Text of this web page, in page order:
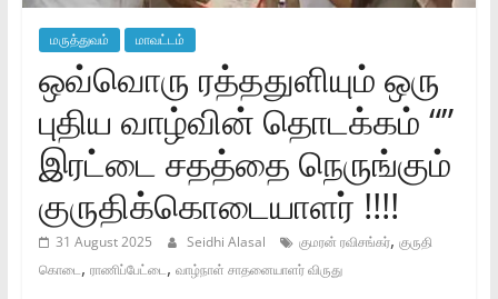
மருத்துவம் மாவட்டம்
ஒவ்வொரு ரத்ததுளியும் ஒரு
புதிய வாழ்வின் தொடக்கம் “”
இரட்டை சதத்தை நெருங்கும்
குருதிக்கொடையாளர் !!!!
31 August 2025 Seidhi Alasal குமரன் ரவிசங்கர், குருதி
கொடை, ராணிப்பேட்டை, வாழ்நாள் சாதனையாளர் விருது